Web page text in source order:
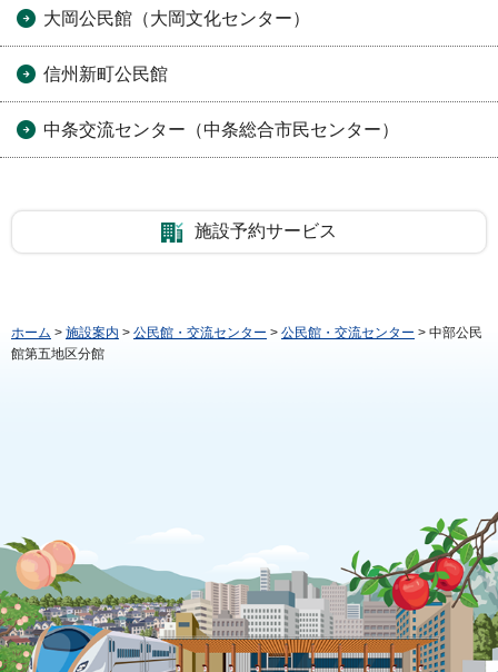
大岡公民館（大岡文化センター）
信州新町公民館
中条交流センター（中条総合市民センター）
施設予約サービス
ホーム > 施設案内 > 公民館・交流センター > 公民館・交流センター > 中部公民
館第五地区分館